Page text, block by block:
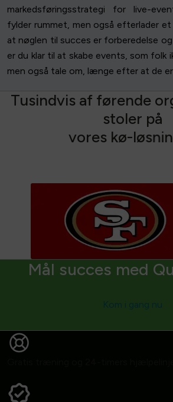
markedsføringsstrategi for live-
fylder rummet, men også efterlader et
at nøglen til succes er forberedelse
er du klar til at skabe events, som folk
men også tale om, længe efter at de
Tusindvis af førende or
stoler på
vores kø-løsnin
Mål succes med